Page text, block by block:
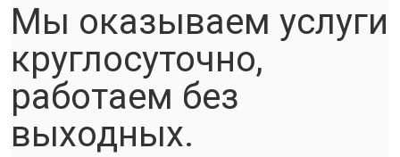
Мы оказываем услуги
круглосуточно,
работаем без
выходных.